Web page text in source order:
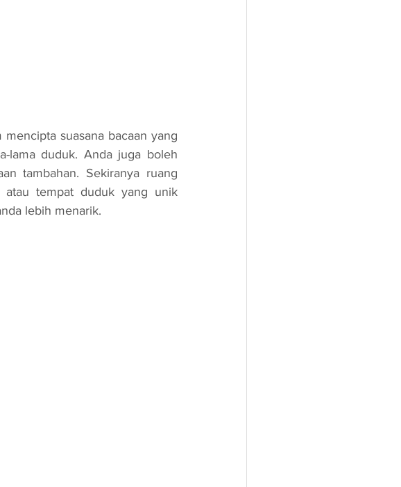
lama duduk. Anda juga boleh
tambahan. Sekiranya ruang
atau tempat duduk yang unik
lebih menarik.